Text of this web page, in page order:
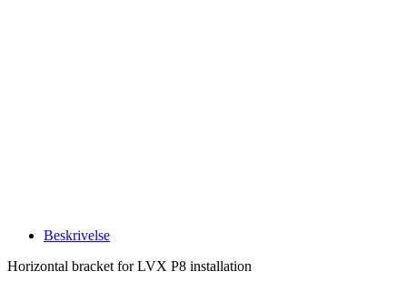
Beskrivelse
Horizontal bracket for LVX P8 installation